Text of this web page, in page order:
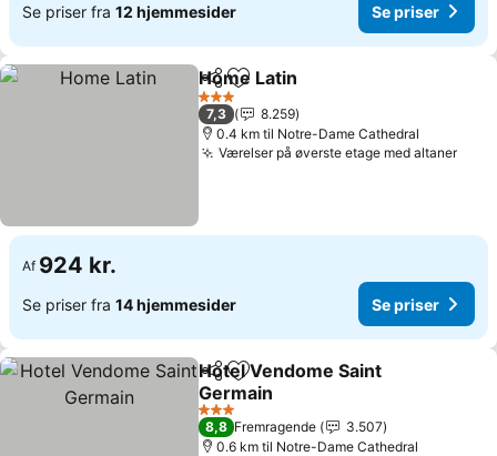
Se priser fra 12 hjemmesider Se priser
Del Føj til favoritter
Home Latin
3 Stjerner
7,3
8.259
0.4 km til Notre-Dame Cathedral
Værelser på øverste etage med altanerSe
Af 924 kr.
Se priser fra 14 hjemmesider Se priser
Del Føj til favoritter
Hotel Vendome Saint
Germain
Se priser
3 Stjerner
8,8 Fremragende
3.507
0.6 km til Notre-Dame Cathedral